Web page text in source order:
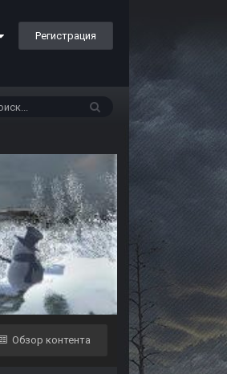
Регистрация
Обзор контента